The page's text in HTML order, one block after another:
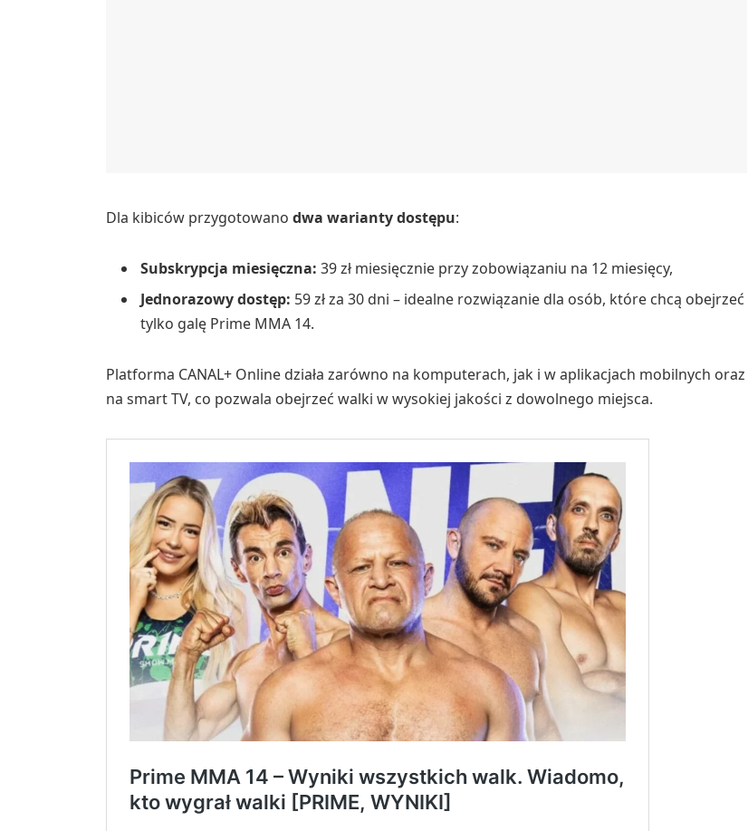
Dla kibiców przygotowanodwa warianty dostępu:
Subskrypcja miesięczna: 39 zł miesięcznie przy zobowiązaniu na 12 miesięcy,
Jednorazowy dostęp: 59 zł za 30 dni – idealne rozwiązanie dla osób, które chcą obejrzeć
tylko galę Prime MMA 14.
Platforma CANAL+ Online działa zarówno na komputerach, jak i w aplikacjach mobilnych oraz
na smart TV, co pozwala obejrzeć walki w wysokiej jakości z dowolnego miejsca.